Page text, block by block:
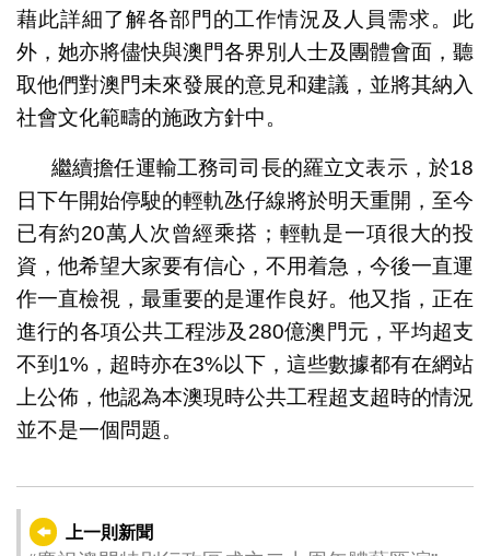
藉此詳細了解各部門的工作情況及人員需求。此
外，她亦將儘快與澳門各界別人士及團體會面，聽
取他們對澳門未來發展的意見和建議，並將其納入
社會文化範疇的施政方針中。
繼續擔任運輸工務司司長的羅立文表示，於18
日下午開始停駛的輕軌氹仔線將於明天重開，至今
已有約20萬人次曾經乘搭；輕軌是一項很大的投
資，他希望大家要有信心，不用着急，今後一直運
作一直檢視，最重要的是運作良好。他又指，正在
進行的各項公共工程涉及280億澳門元，平均超支
不到1%，超時亦在3%以下，這些數據都有在網站
上公佈，他認為本澳現時公共工程超支超時的情況
並不是一個問題。
上一則新聞